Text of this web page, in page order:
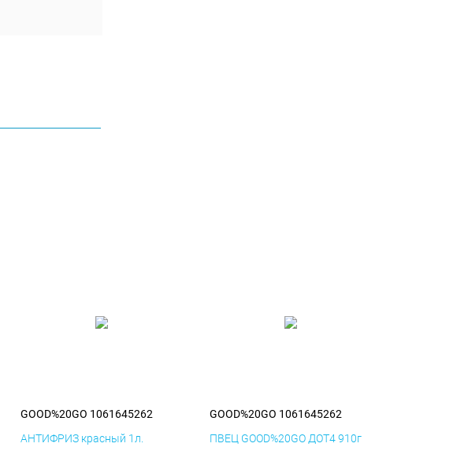
GOOD%20GO 1061645262
АНТИФРИЗ красный 1л.
GOOD%20GO 1061645262
ПВЕЦ GOOD%20GO ДОТ4 910г